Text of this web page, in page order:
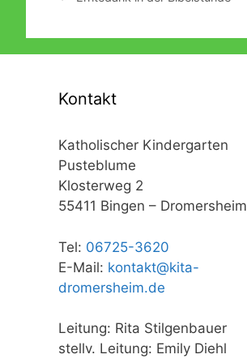
Kontakt
Katholischer Kindergarten
Pusteblume
Klosterweg 2
55411 Bingen – Dromersheim
Tel: 06725-3620
E-Mail: kontakt@kita-
dromersheim.de
Leitung: Rita Stilgenbauer
stellv. Leitung: Emily Diehl